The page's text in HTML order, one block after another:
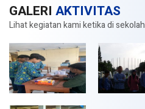
GALERI AKTIVITAS
Lihat kegiatan kami ketika di sekolah